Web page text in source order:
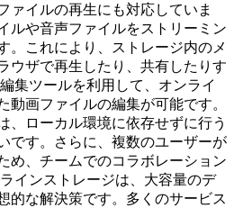
ァイルの再生にも対応していま
ルや音声ファイルをストリーミン
。これにより、ストレージ内のメ
ウザで再生したり、共有したりす
集ツールを利用して、オンライ
動画ファイルの編集が可能です。
、ローカル環境に依存せずに行う
です。さらに、複数のユーザーが
め、チームでのコラボレーション
インストレージは、大容量のデ
的な解決策です。多くのサービス